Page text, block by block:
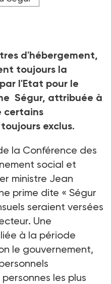
d'hébergement,
toujours la
l'Etat pour le
Ségur, attribuée à
certains
exclus.
la Conférence des
social et
ministre Jean
prime dite « Ségur
seraient versées
Une
à la période
le gouvernement,
les plus